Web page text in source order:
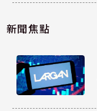
新聞焦點